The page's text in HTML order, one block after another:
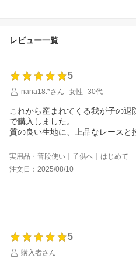
レビュー一覧
5
nana18.*さん
女性 30代
これから産まれてくる我が子の退
で購入しました。
質の良い生地に、上品なレースと
実用品・普段使い｜子供へ｜はじめて
注文日：2025/08/10
5
購入者さん